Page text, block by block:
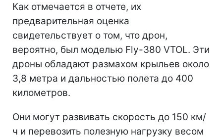
Как отмечается в отчете, их
предварительная оценка
свидетельствует о том, что дрон,
вероятно, был моделью Fly-380 VTOL. Эти
дроны обладают размахом крыльев около
3,8 метра и дальностью полета до 400
километров.
Они могут развивать скорость до 150 км/
ч и перевозить полезную нагрузку весом